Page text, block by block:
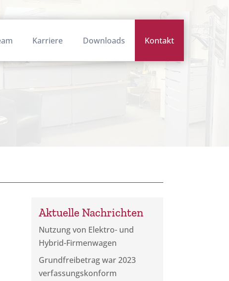
Karriere Downloads Kontakt
Aktuelle Nachrichten
Nutzung von Elektro- und
Hybrid-Firmenwagen
Grundfreibetrag war 2023
verfassungskonform